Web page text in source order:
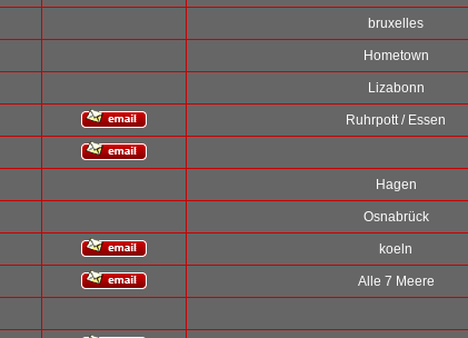
bruxelles
Hometown
Lizabonn
Ruhrpott / Essen
Hagen
Osnabrück
koeln
Alle 7 Meere